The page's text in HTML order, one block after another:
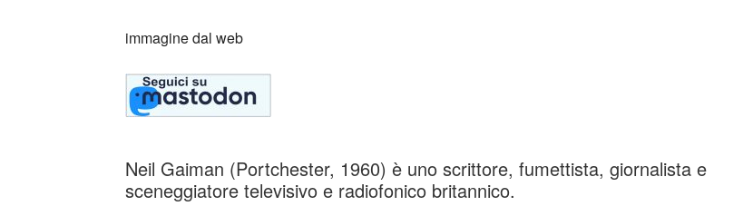
immagine dal web
Neil Gaiman (Portchester, 1960) è uno scrittore, fumettista, giornalista e
sceneggiatore televisivo e radiofonico britannico.